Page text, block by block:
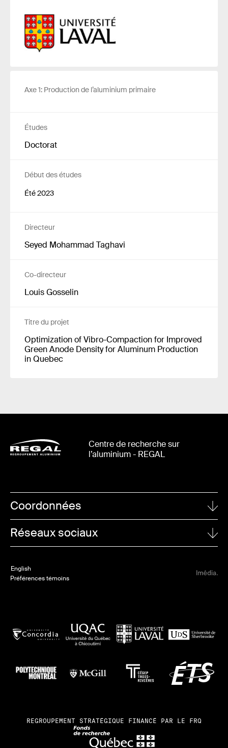
Axe 1: Production de l’aluminium primaire
Études
Doctorat
Début des études
Été 2023
Directeur
Seyed Mohammad Taghavi
Co-directeur
Louis Gosselin
Titre du projet
Optimization of Vibro-Compaction for Improved
Green Anode Density for Aluminum Production
in Quebec
Centre de recherche sur
l’aluminium - REGAL
Coordonnées
1065, avenue de la Médecine
Québec (Québec)
POUR NOUS JOINDRE
Réseaux sociaux
Twitter
English
Préférences témoins
REGROUPEMENT STRATÉGIQUE FINANCÉ PAR LE FRQ